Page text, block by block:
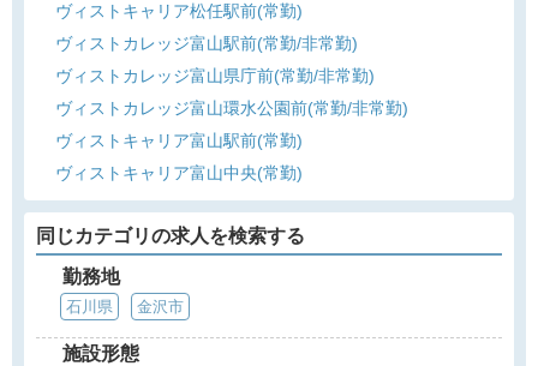
ヴィストキャリア松任駅前(常勤)
ヴィストカレッジ富山駅前(常勤/非常勤)
ヴィストカレッジ富山県庁前(常勤/非常勤)
ヴィストカレッジ富山環水公園前(常勤/非常勤)
ヴィストキャリア富山駅前(常勤)
ヴィストキャリア富山中央(常勤)
同じカテゴリの求人を検索する
勤務地
石川県 金沢市
施設形態